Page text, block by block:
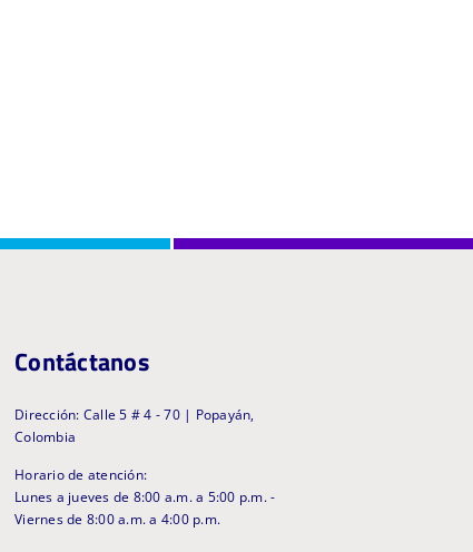
Contáctanos
Dirección: Calle 5 # 4 - 70 | Popayán,
Colombia
Horario de atención:
Lunes a jueves de 8:00 a.m. a 5:00 p.m. -
Viernes de 8:00 a.m. a 4:00 p.m.